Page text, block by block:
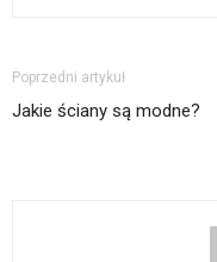
Poprzedni artykuł
Jakie ściany są modne?